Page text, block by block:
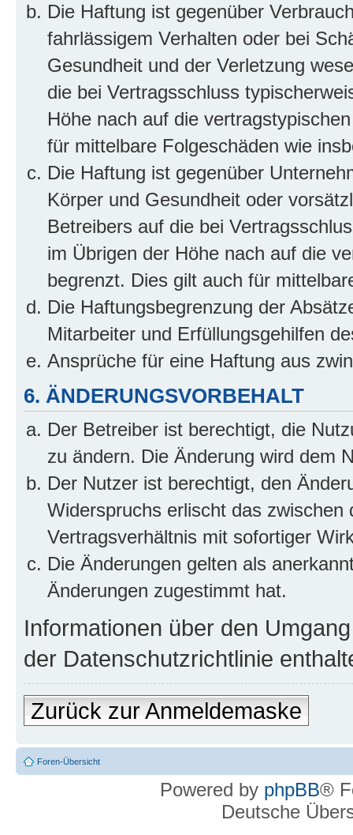
Die Haftung ist gegenüber
fahrlässigem Verhalten oder bei
Gesundheit und der Verletzung
die bei Vertragsschluss
Höhe nach auf die
für mittelbare Folgeschäden wie
Die Haftung ist gegenüber
Körper und Gesundheit oder
Betreibers auf die bei
im Übrigen der Höhe nach auf die
begrenzt. Dies gilt auch für
Die Haftungsbegrenzung der
Mitarbeiter und Erfüllungsgehilfen
Ansprüche für eine Haftung aus
6. ÄNDERUNGSVORBEHALT
Der Betreiber ist berechtigt, die
zu ändern. Die Änderung wird dem
Der Nutzer ist berechtigt, den
Widerspruchs erlischt das
Vertragsverhältnis mit sofortiger
Die Änderungen gelten als
Änderungen zugestimmt hat.
Informationen über den
der Datenschutzrichtlinie
Zurück zur Anmeldemaske
Foren-Übersicht
Powered by phpBB®
Deutsche